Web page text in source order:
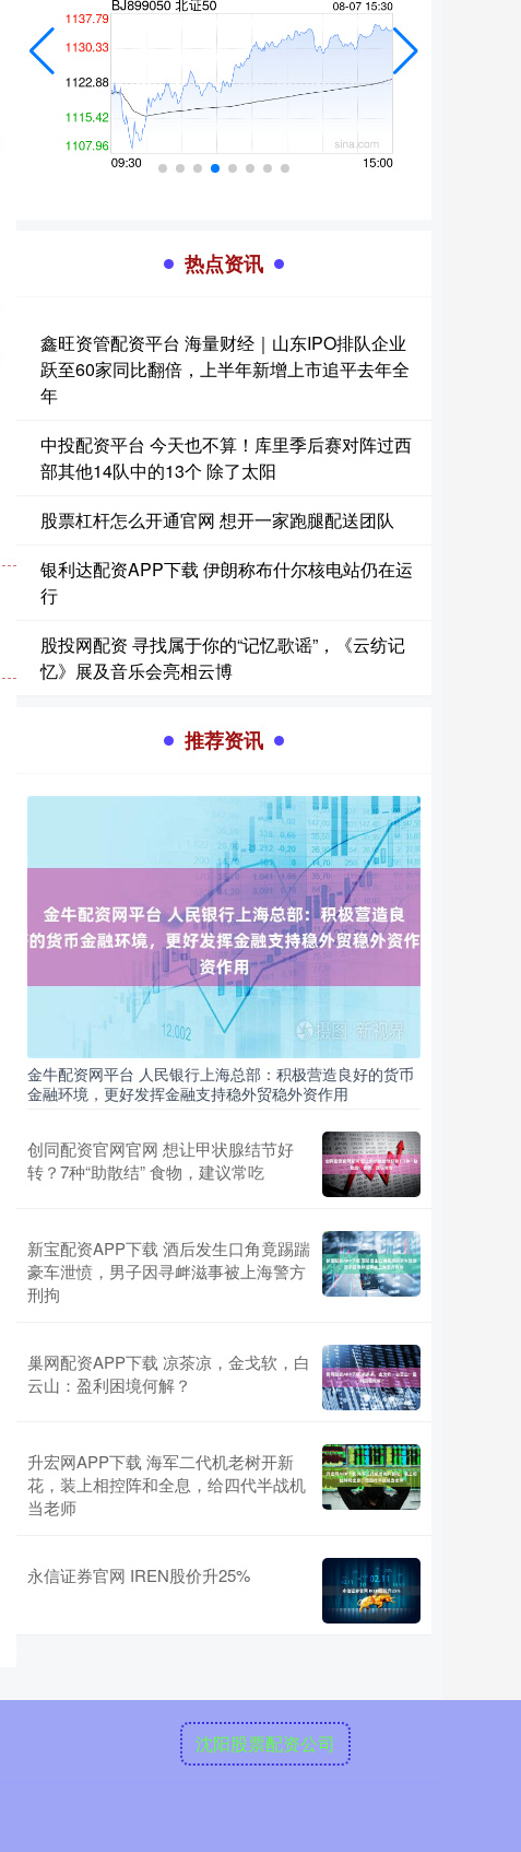
热点资讯
鑫旺资管配资平台 海量财经｜山东IPO排队企业
跃至60家同比翻倍，上半年新增上市追平去年全
年
中投配资平台 今天也不算！库里季后赛对阵过西
部其他14队中的13个 除了太阳
股票杠杆怎么开通官网 想开一家跑腿配送团队
银利达配资APP下载 伊朗称布什尔核电站仍在运
行
股投网配资 寻找属于你的“记忆歌谣”，《云纺记
忆》展及音乐会亮相云博
推荐资讯
金牛配资网平台 人民银行上海总部：积极营造良好的货币
金融环境，更好发挥金融支持稳外贸稳外资作用
创同配资官网官网 想让甲状腺结节好
转？7种“助散结” 食物，建议常吃
新宝配资APP下载 酒后发生口角竟踢踹
豪车泄愤，男子因寻衅滋事被上海警方
刑拘
巢网配资APP下载 凉茶凉，金戈软，白
云山：盈利困境何解？
升宏网APP下载 海军二代机老树开新
花，装上相控阵和全息，给四代半战机
当老师
永信证券官网 IREN股价升25%
沈阳股票配资公司